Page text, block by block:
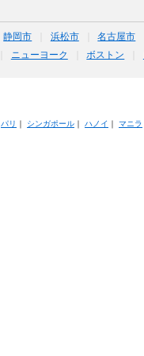
静岡市 浜松市 名古屋市
ニューヨーク ボストン
パリ ｜ シンガポール｜ ハノイ ｜ マニラ